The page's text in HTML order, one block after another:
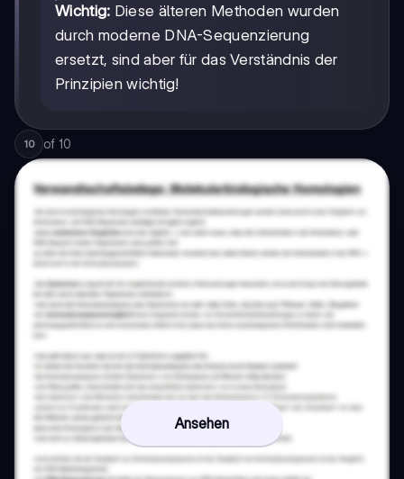
Wichtig: Diese älteren Methoden wurden
durch moderne DNA-Sequenzierung
ersetzt, sind aber für das Verständnis der
Prinzipien wichtig!
10 of 10
Ansehen